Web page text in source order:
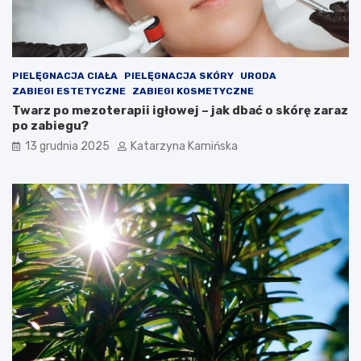
a
c
h
r
t
o
s
p
o
ż
y
a
ć
PIELĘGNACJA CIAŁA PIELĘGNACJA SKÓRY
URODA
ZABIEGI ESTETYCZNE
ZABIEGI KOSMETYCZNE
Twarz po mezoterapii igłowej – jak dbać o skórę zaraz
po zabiegu?
13 grudnia 2025 Katarzyna Kamińska